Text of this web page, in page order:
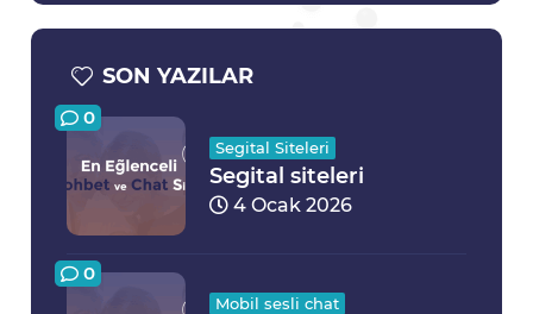
SON YAZILAR
0
Segital Siteleri
Segital siteleri
4 Ocak 2026
0
Mobil sesli chat